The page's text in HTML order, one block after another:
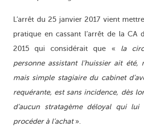
L’arrêt du 25 janvier 2017 vient
pratique en cassant l’arrêt de la CA
2015 qui considérait que « la
personne assistant l’huissier ait été,
mais simple stagiaire du cabinet
requérante, est sans incidence, dès
d’aucun stratagème déloyal qui
procéder à l’achat».